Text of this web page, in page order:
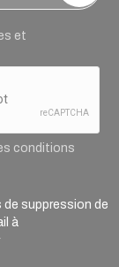
et
conditions
suppression de
à